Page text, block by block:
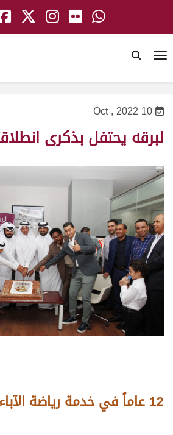
10 Oct , 2022
لبرقه يحتفل بذكرى
12 عاماً في خدمة رياضة الآباء والأجداد